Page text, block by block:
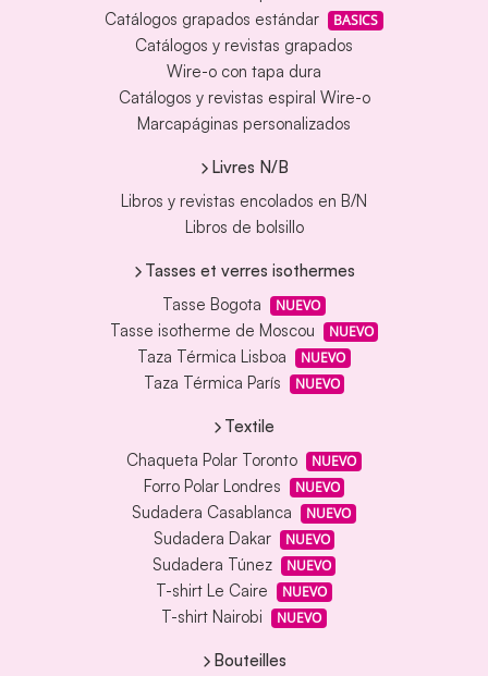
Catálogos grapados estándar
BASICS
Catálogos y revistas grapados
Wire-o con tapa dura
Catálogos y revistas espiral Wire-o
Marcapáginas personalizados
Livres N/B
Libros y revistas encolados en B/N
Libros de bolsillo
Tasses et verres isothermes
Tasse Bogota
NUEVO
Tasse isotherme de Moscou NUEVO
Taza Térmica Lisboa NUEVO
Taza Térmica París NUEVO
Textile
Chaqueta Polar Toronto
NUEVO
Forro Polar Londres NUEVO
Sudadera Casablanca NUEVO
Sudadera Dakar NUEVO
Sudadera Túnez NUEVO
T-shirt Le Caire NUEVO
T-shirt Nairobi NUEVO
Bouteilles